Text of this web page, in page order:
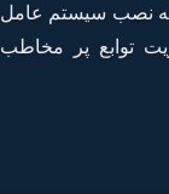
نصب سیستم عامل
توابع پر مخاطب